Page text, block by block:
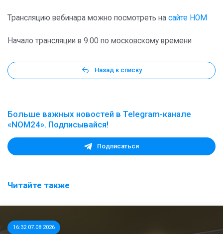
Трансляцию вебинара можно посмотреть на сайте НОМ
Начало трансляции в 9.00 по московскому времени
Назад к списку
Больше важных новостей в Telegram-канале
«NOM24». Подписывайся!
Подписаться
Читайте также
16:32 07.08.2026